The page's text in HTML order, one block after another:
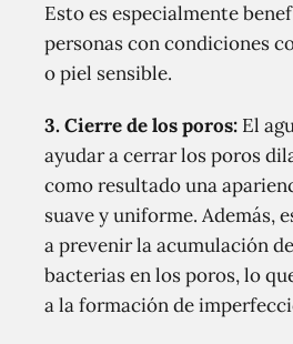
Esto es especialmente
personas con condiciones
o piel sensible.
3. Cierre de los poros: El
ayudar a cerrar los poros
como resultado una
suave y uniforme. Además,
a prevenir la acumulación
bacterias en los poros, lo
a la formación de